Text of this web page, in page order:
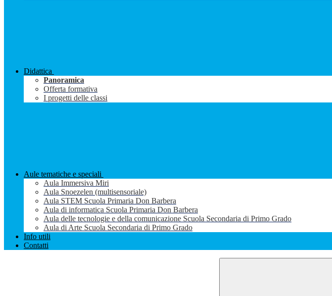
Didattica
Panoramica
Offerta formativa
I progetti delle classi
Aule tematiche e speciali
Aula Immersiva Miri
Aula Snoezelen (multisensoriale)
Aula STEM Scuola Primaria Don Barbera
Aula di informatica Scuola Primaria Don Barbera
Aula delle tecnologie e della comunicazione Scuola Secondaria di Primo Grado
Aula di Arte Scuola Secondaria di Primo Grado
Info utili
Contatti